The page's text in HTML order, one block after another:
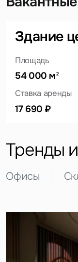
Здание
Площадь
54 000 м 2
Ставка аренды
17 690 ₽
Тренды
Офисы
Вопрос
Жалоба
Это обязательное